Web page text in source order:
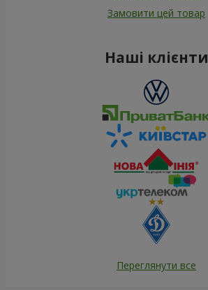
Замовити цей товар
Наші клієнти
Переглянути все